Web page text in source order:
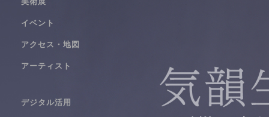
イベント
アクセス・地図
アーティスト
デジタル活用